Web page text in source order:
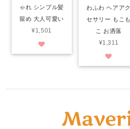
ゃれ シンプル髪
留め 大人可愛い
¥1,501
わふわ ヘアアク
セサリー もこも
こ お洒落
¥1,311